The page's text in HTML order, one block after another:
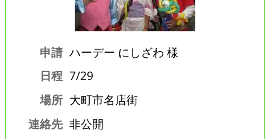
申請 ハーデー にしざわ 様
日程 7/29
場所 大町市名店街
連絡先 非公開